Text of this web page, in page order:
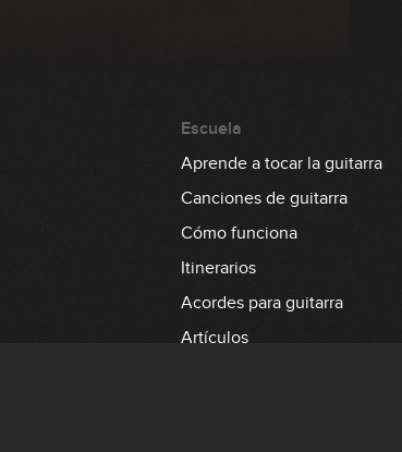
Escuela
Aprende a tocar la guitarra
Canciones de guitarra
Cómo funciona
Itinerarios
Acordes para guitarra
Artículos